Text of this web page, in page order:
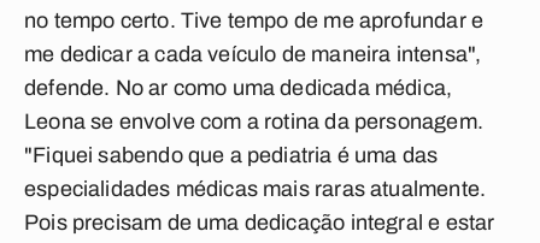
no tempo certo. Tive tempo de me aprofundar e
me dedicar a cada veículo de maneira intensa",
defende. No ar como uma dedicada médica,
Leona se envolve com a rotina da personagem.
"Fiquei sabendo que a pediatria é uma das
especialidades médicas mais raras atualmente.
Pois precisam de uma dedicação integral e estar